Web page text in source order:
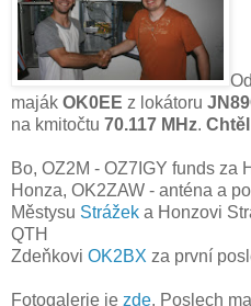
maják OK0EE z lokátoru
na kmitočtu 70.117 MHz.
Bo, OZ2M - OZ7IGY funds za
Honza, OK2ZAW - anténa a
Městysu Strážek a Honzovi
QTH
Zdeňkovi OK2BX za první
Fotogalerie je zde. Poslech